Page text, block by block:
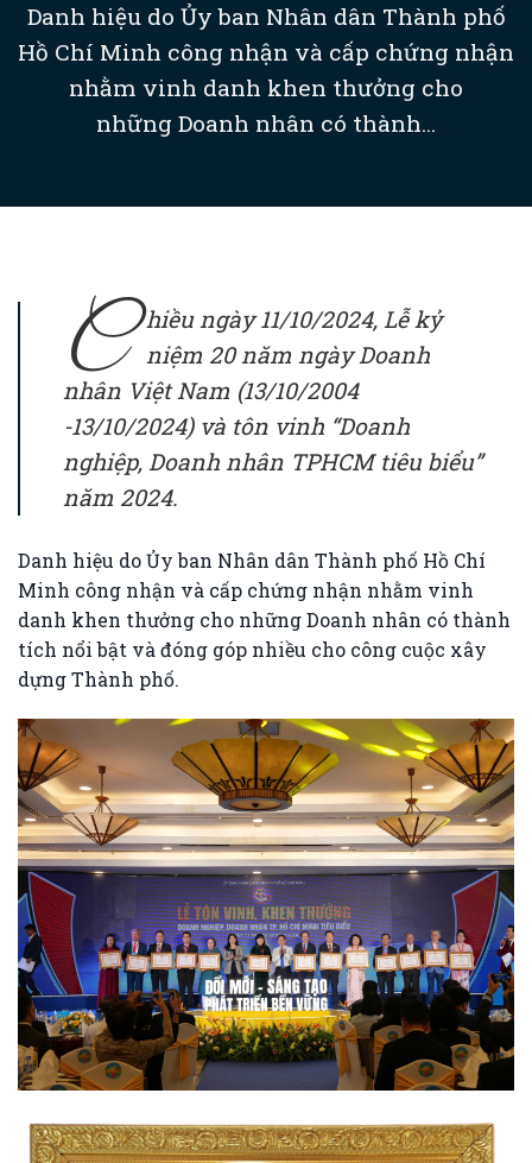
Danh hiệu do Ủy ban Nhân dân Thành phố
Hồ Chí Minh công nhận và cấp chứng nhận
nhằm vinh danh khen thưởng cho
những Doanh nhân có thành...
C
hiều ngày 11/10/2024, Lễ kỷ
niệm 20 năm ngày Doanh
nhân Việt Nam (13/10/2004
-13/10/2024) và tôn vinh “Doanh
nghiệp, Doanh nhân TPHCM tiêu biểu”
năm 2024.
Danh hiệu do Ủy ban Nhân dân Thành phố Hồ Chí
Minh công nhận và cấp chứng nhận nhằm vinh
danh khen thưởng cho những Doanh nhân có thành
tích nổi bật và đóng góp nhiều cho công cuộc xây
dựng Thành phố.